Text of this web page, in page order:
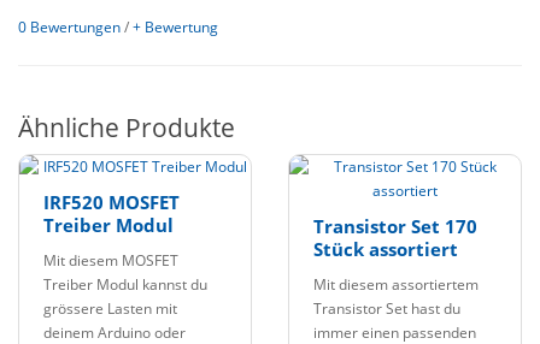
0 Bewertungen/+ Bewertung
Ähnliche Produkte
IRF520 MOSFET
Treiber Modul
Mit diesem MOSFET
Treiber Modul kannst du
grössere Lasten mit
deinem Arduino oder
Transistor Set 170
Stück assortiert
Mit diesem assortiertem
Transistor Set hast du
immer einen passenden